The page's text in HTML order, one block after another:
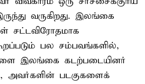
வருகிறது. இலங்கை
சட்டவிரோதமாக
பல சம்பவங்களில்,
இலங்கை கடற்படையினர்
அவர்களின் படகுகளைக்